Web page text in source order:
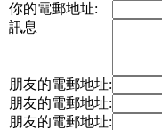
你的電郵地址:
訊息
朋友的電郵地址:
朋友的電郵地址:
朋友的電郵地址: